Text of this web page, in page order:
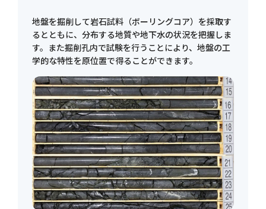
地盤を掘削して岩石試料（ボーリングコア）を採取す
るとともに、分布する地質や地下水の状況を把握しま
す。また掘削孔内で試験を行うことにより、地盤の工
学的な特性を原位置で得ることができます。